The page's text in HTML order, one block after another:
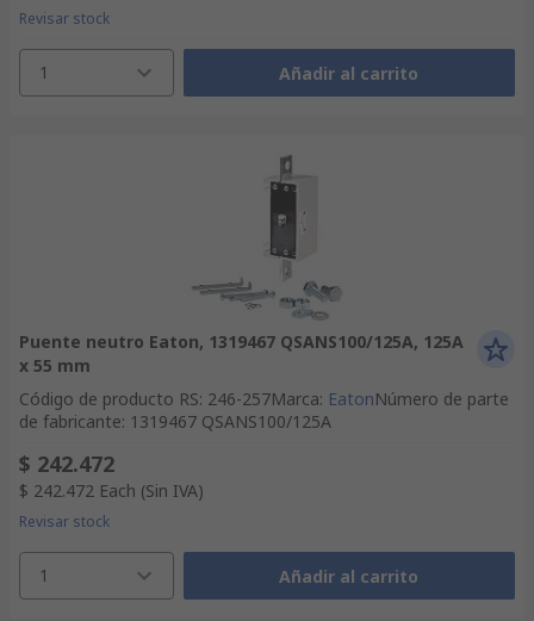
Revisar stock
1 Añadir al carrito
Puente neutro Eaton, 1319467 QSANS100/125A, 125A
x 55 mm
Código de producto RS: 246-257Marca: EatonNúmero de parte
de fabricante: 1319467 QSANS100/125A
$ 242.472
$ 242.472 Each (Sin IVA)
Revisar stock
1 Añadir al carrito